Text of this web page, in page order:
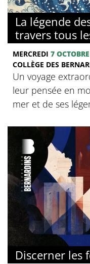
La légende
travers tous
MERCREDI 7 OCTOBRE
COLLÈGE DES
Un voyage
leur pensée en
mer et de ses
Discerner les